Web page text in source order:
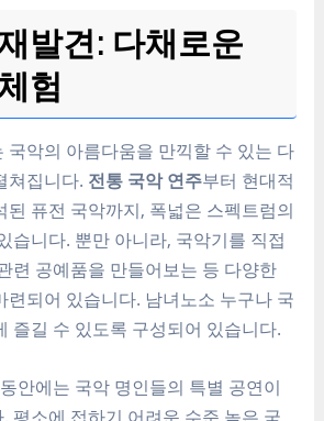
발견: 다채로운
험
국악의 아름다움을 만끽할 수 있는 다
쳐집니다. 전통 국악 연주부터 현대적
된 퓨전 국악까지, 폭넓은 스펙트럼의
습니다. 뿐만 아니라, 국악기를 직접
련 공예품을 만들어보는 등 다양한
련되어 있습니다. 남녀노소 누구나 국
즐길 수 있도록 구성되어 있습니다.
안에는 국악 명인들의 특별 공연이
평소에 접하기 어려운 수준 높은 국